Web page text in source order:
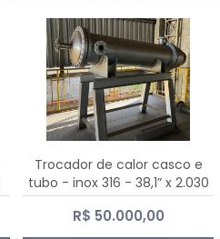
Trocador de calor casco e
tubo - inox 316 - 38,1” x 2.030
mm
R$ 50.000,00